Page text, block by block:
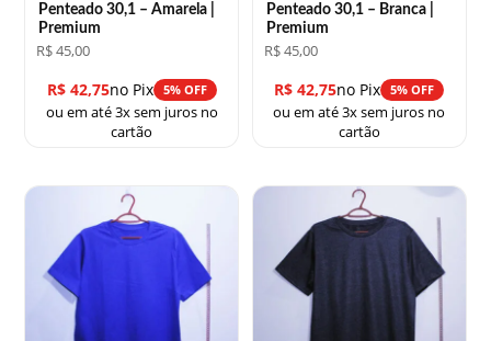
Penteado 30,1 – Amarela |
Premium
R$45,00
R$42,75no Pix 5% OFF
ou em até 3x sem juros no
cartão
Penteado 30,1 – Branca |
Premium
R$45,00
R$ 42,75no Pix 5% OFF
ou em até 3x sem juros no
cartão